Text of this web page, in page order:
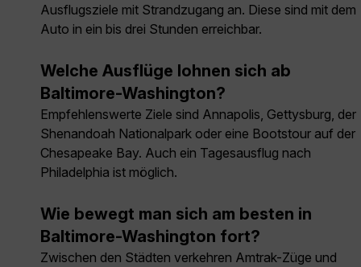
Ausflugsziele mit Strandzugang an. Diese sind mit dem
Auto in ein bis drei Stunden erreichbar.
Welche Ausflüge lohnen sich ab
Baltimore-Washington?
Empfehlenswerte Ziele sind Annapolis, Gettysburg, der
Shenandoah Nationalpark oder eine Bootstour auf der
Chesapeake Bay. Auch ein Tagesausflug nach
Philadelphia ist möglich.
Wie bewegt man sich am besten in
Baltimore-Washington fort?
Zwischen den Städten verkehren Amtrak-Züge und